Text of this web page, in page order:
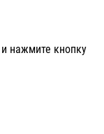
нажмите кнопку